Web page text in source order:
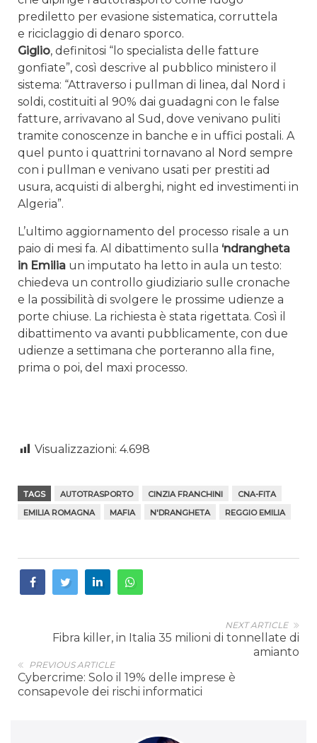
prediletto per evasione sistematica, corruttela
e riciclaggio di denaro sporco.
Giglio, definitosi “lo specialista delle fatture
gonfiate”, così descrive al pubblico ministero il
sistema: “Attraverso i pullman di linea, dal Nord i
soldi, costituiti al 90% dai guadagni con le false
fatture, arrivavano al Sud, dove venivano puliti
tramite conoscenze in banche e in uffici postali. A
quel punto i quattrini tornavano al Nord sempre
con i pullman e venivano usati per prestiti ad
usura, acquisti di alberghi, night ed investimenti in
Algeria”.
L’ultimo aggiornamento del processo risale a un
paio di mesi fa. Al dibattimento sulla ‘ndrangheta
in Emilia un imputato ha letto in aula un testo:
chiedeva un controllo giudiziario sulle cronache
e la possibilità di svolgere le prossime udienze a
porte chiuse. La richiesta è stata rigettata. Così il
dibattimento va avanti pubblicamente, con due
udienze a settimana che porteranno alla fine,
prima o poi, del maxi processo.
Visualizzazioni: 4.698
TAGS AUTOTRASPORTO CINZIA FRANCHINI
CNA-FITA
EMILIA ROMAGNA
MAFIA N'DRANGHETA REGGIO EMILIA
NEXT ARTICLE
Fibra killer, in Italia 35 milioni di tonnellate di
amianto
PREVIOUS ARTICLE
Cybercrime: Solo il 19% delle imprese è
consapevole dei rischi informatici